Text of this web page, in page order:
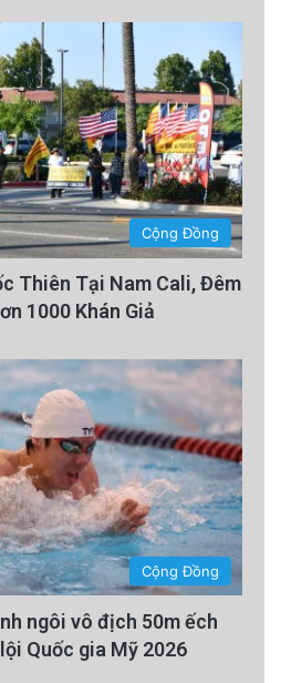
Cộng Đồng
Thiên Tại Nam Cali, Đêm
1000 Khán Giả
Cộng Đồng
ngôi vô địch 50m ếch
Quốc gia Mỹ 2026